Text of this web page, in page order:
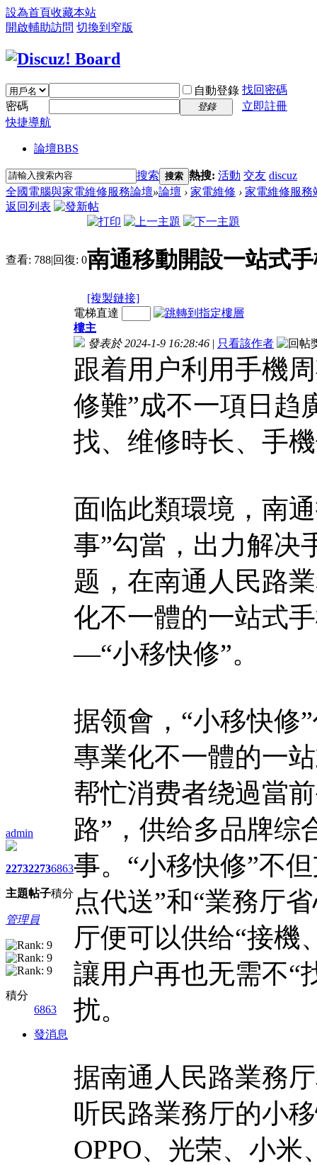
設為首頁收藏本站
開啟輔助訪問 切換到窄版
自動登錄 找回密碼
密碼
登錄
立即註冊
快捷導航
論壇BBS
搜索 搜索 熱搜: 活動 交友 discuz
全國電腦與家電維修服務論壇»論壇 › 家電維修 › 家電維修服務
返回列表
查看: 788|回復: 0南通移動開設一站式
[複製鏈接]
admin
2273
主題
2273
帖子
6863
積分
管理員
積分
6863
發消息
電梯直達
樓主
發表於 2024-1-9 16:28:46 | 只看該作者
跟着用户利用手機
修難”成不一項日
找、维修時长、手
面临此類環境，南
事”勾當，出力解决
题，在南通人民路
化不一體的一站式
—“小移快修”。
据领會，“小移快修
專業化不一體的一
帮忙消费者绕過當
路”，供给多品牌综
事。“小移快修”不
点代送”和“業務厅
厅便可以供给“接機
讓用户再也无需不“
扰。
据南通人民路業務
听民路業務厅的小
OPPO、光荣、小